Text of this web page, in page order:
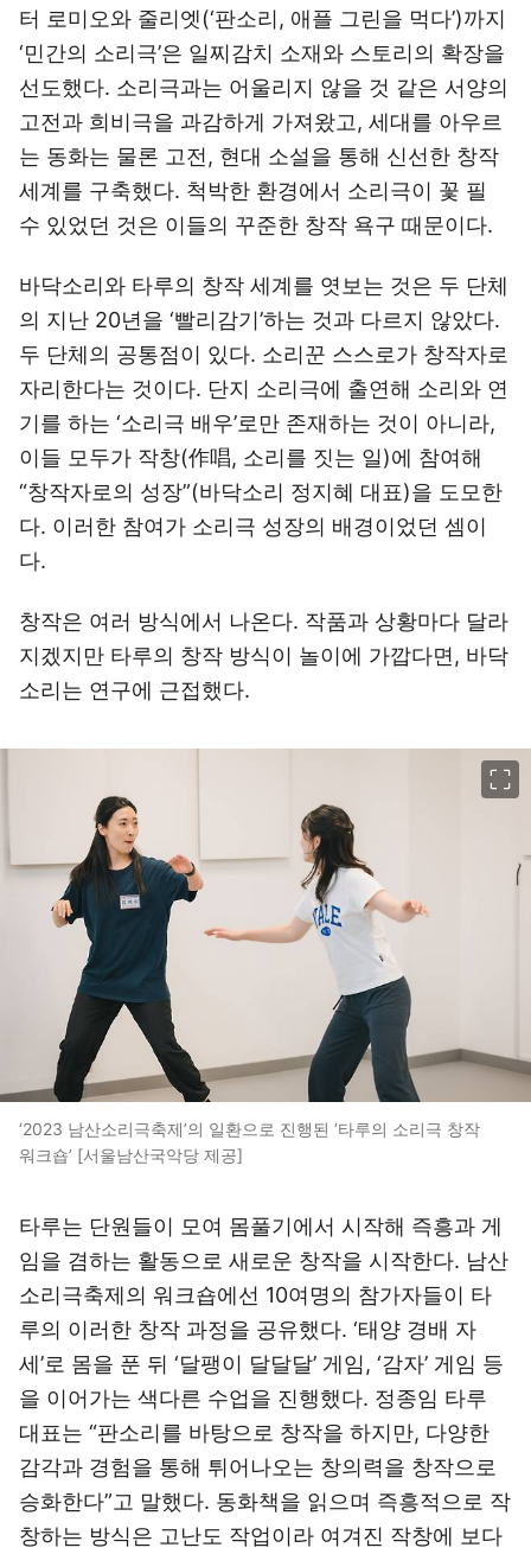
터 로미오와 줄리엣(‘판소리, 애플 그린을 먹다’)까지
‘민간의 소리극’은 일찌감치 소재와 스토리의 확장을
선도했다. 소리극과는 어울리지 않을 것 같은 서양의
고전과 희비극을 과감하게 가져왔고, 세대를 아우르
는 동화는 물론 고전, 현대 소설을 통해 신선한 창작
세계를 구축했다. 척박한 환경에서 소리극이 꽃 필
수 있었던 것은 이들의 꾸준한 창작 욕구 때문이다.
바닥소리와 타루의 창작 세계를 엿보는 것은 두 단체
의 지난 20년을 ‘빨리감기’하는 것과 다르지 않았다.
두 단체의 공통점이 있다. 소리꾼 스스로가 창작자로
자리한다는 것이다. 단지 소리극에 출연해 소리와 연
기를 하는 ‘소리극 배우’로만 존재하는 것이 아니라,
이들 모두가 작창(作唱, 소리를 짓는 일)에 참여해
“창작자로의 성장”(바닥소리 정지혜 대표)을 도모한
다. 이러한 참여가 소리극 성장의 배경이었던 셈이
다.
창작은 여러 방식에서 나온다. 작품과 상황마다 달라
지겠지만 타루의 창작 방식이 놀이에 가깝다면, 바닥
소리는 연구에 근접했다.
‘2023 남산소리극축제’의 일환으로 진행된 ‘타루의 소리극 창작
워크숍’ [서울남산국악당 제공]
타루는 단원들이 모여 몸풀기에서 시작해 즉흥과 게
임을 겸하는 활동으로 새로운 창작을 시작한다. 남산
소리극축제의 워크숍에선 10여명의 참가자들이 타
루의 이러한 창작 과정을 공유했다. ‘태양 경배 자
세’로 몸을 푼 뒤 ‘달팽이 달달달’ 게임, ‘감자’ 게임 등
을 이어가는 색다른 수업을 진행했다. 정종임 타루
대표는 “판소리를 바탕으로 창작을 하지만, 다양한
감각과 경험을 통해 튀어나오는 창의력을 창작으로
승화한다”고 말했다. 동화책을 읽으며 즉흥적으로 작
창하는 방식은 고난도 작업이라 여겨진 작창에 보다